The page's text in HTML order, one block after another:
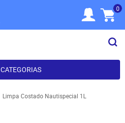
0
CATEGORIAS
Limpa Costado Nautispecial 1L